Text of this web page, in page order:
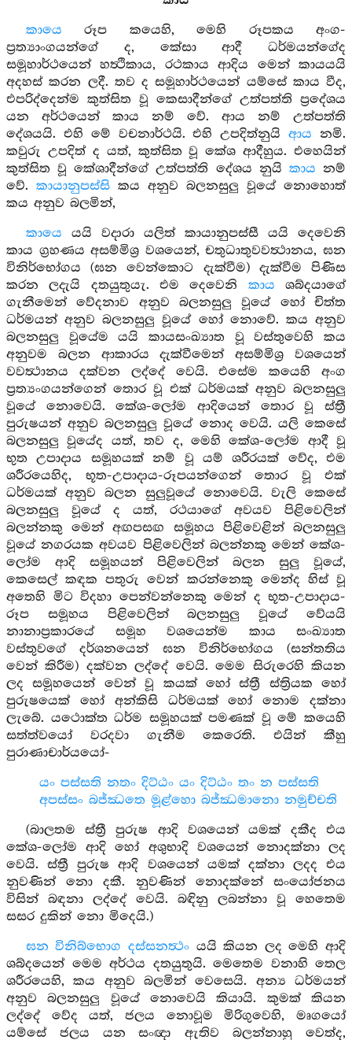
කායෙ රූප කයෙහි, මෙහි රූපකය අංග-
ප්‍රත්‍යාංගයන්ගේ ද, කේසා ආදී ධර්මයන්ගේද
සමූහාර්ථයෙන් හත්‍ථිකාය, රථකාය ආදිය මෙන් කායයයි
අදහස් කරන ලදී. තව ද සමූහාර්ථයෙන් යම්සේ කාය වීද,
එපරිද්දෙන්ම කුත්සිත වූ කෙසාදීන්ගේ උත්පත්ති ප්‍රදේශය
යන අර්ථයෙන් කාය නම් වේ. ආය නම් උත්පත්ති
දේශයයි. එහි මේ වචනාර්ථයි. එහි උපදිත්නුයිආය නමි.
කවුරු උපදිත් ද යත්, කුත්සිත වූ කේශ ආදීහුය. එහෙයින්
කුත්සිත වූ කේශාදීන්ගේ උත්පත්ති දේශය නුයි කාය නම්
වේ. කායානුපස්සි කය අනුව බලනසුලු වූයේ නොහොත්
කය අනුව බලමින්,
කායෙ යයි වදාරා යලිත් කායානුපස්සී යයි දෙවෙනි
කාය ග්‍රහණය අසම්මිශ්‍ර වශයෙන්, චතුධාතුවවත්‍ථානය, ඝන
විනිර්භෝගය (ඝන වෙන්කොට දැක්වීම) දැක්වීම පිණිස
කරන ලදැයි දතයුතුයැ. එම දෙවෙනි කාය ශබ්දයාගේ
ගැනීමෙන් වේදනාව අනුව බලනසුලු වූයේ හෝ චිත්ත
ධර්මයන් අනුව බලනසුලු වූයේ හෝ නොවේ. කය අනුව
බලනසුලු වූයේම යයි කායසංඛ්‍යාත වූ වස්තුවෙහි කය
අනුවම බලන ආකාරය දැක්වීමෙන් අසම්මිශ්‍ර වශයෙන්
වවත්‍ථානය දක්වන ලද්දේ වෙයි. එසේම කයෙහි අංග
ප්‍රත්‍යංගයන්ගෙන් තොර වූ එක් ධර්මයක් අනුව බලනසුලු
වූයේ නොවෙයි. කේශ-ලෝම ආදියෙන් තොර වූ ස්ත්‍රී
පුරුෂයන් අනුව බලනසුලු වූයේ නොද වෙයි. යලි කෙසේ
බලනසුලු වූයේද යත්, තව ද, මෙහි කේශ-ලෝම ආදී වූ
භුත උපාදාය සමූහයක් නම් වූ යම් ශරීරයක් වේද, එම
ශරීරයෙහිද, භූත-උපාදාය-රූපයන්ගෙන් තොර වූ එක්
ධර්මයක් අනුව බලන සුලුවූයේ නොවෙයි. වැලි කෙසේ
බලනසුලු වූයේ ද යත්, රථයාගේ අවයව පිළිවෙලින්
බලන්නකු මෙන් අඟපසඟ සමූහය පිළිවෙළින් බලනසුලු
වූයේ නගරයක අවයව පිළිවෙලින් බලන්නකු මෙන් කේශ-
ලෝම ආදි සමූහයන් පිළිවෙලින් බලන සුලු වූයේ,
කෙසෙල් කඳක පතුරු වෙන් කරන්නෙකු මෙන්ද හිස් වූ
අතෙහි මිට විදහා පෙන්වන්නෙකු මෙන් ද භූත-උපාදාය-
රූප සමූහය පිළිවෙලින් බලනසුලු වූයේ වේයයි
නානාප්‍රකාරයේ සමූහ වශයෙන්ම කාය සංඛ්‍යාත
වස්තුවගේ දර්ශනයෙන් ඝන විනිර්භෝගය (සන්තතිය
වෙන් කිරීම) දක්වන ලද්දේ වෙයි. මෙම සිරුරෙහි කියන
ලද සමූහයෙන් වෙන් වූ කයක් හෝ ස්ත්‍රී ස්ත්‍රියක හෝ
පුරුෂයෙක් හෝ අන්කිසි ධර්මයක් හෝ නොම දක්නා
ලැබේ. යථොක්ත ධර්ම සමූහයක් පමණක් වූ මේ කයෙහි
සත්ත්වයෝ වරදවා ගැනීම කෙරෙති. එයින් කීහු
පුරාණාචාර්යයෝ-
යං පස්සති නතං දිට්ඨං යං දිට්ඨං තං න පස්සති
අපස්සං බජ්ඣතෙ මූළ්හො බජ්ඣමානො නමුච්චති
(බාලතම ස්ත්‍රී පුරුෂ ආදි වශයෙන් යමක් දකීද එය
කේශ-ලෝම ආදි හෝ අශුභාදි වශයෙන් නොදක්නා ලද
වෙයි. ස්ත්‍රී පුරුෂ ආදි වශයෙන් යමක් දක්නා ලදද එය
නුවණින් නො දකී. නුවණින් නොදක්නේ සංයෝජනය
විසින් බඳනා ලද්දේ වෙයි. බඳිනු ලබන්නා වූ හෙතෙම
සසර දුකින් නො මිදෙයි.)
ඝන විනිබ්භොග දස්සනත්‍ථංයයි කියන ලද මෙහි ආදි
ශබ්දයෙන් මෙම අර්ථය දතයුතුයි. මෙතෙම වනාහි තෙල
ශරීරයෙහි, කය අනුව බලමින් වෙසෙයි. අන්‍ය ධර්මයන්
අනුව බලනසුලු වූයේ නොවෙයි කියායි. කුමක් කියන
ලද්දේ වේද යත්, ජලය නොවූම මිරිගුවෙහි, මෘගයෝ
යම්සේ ජලය යන සංඥා ඇතිව බලන්නාහු වෙත්ද,